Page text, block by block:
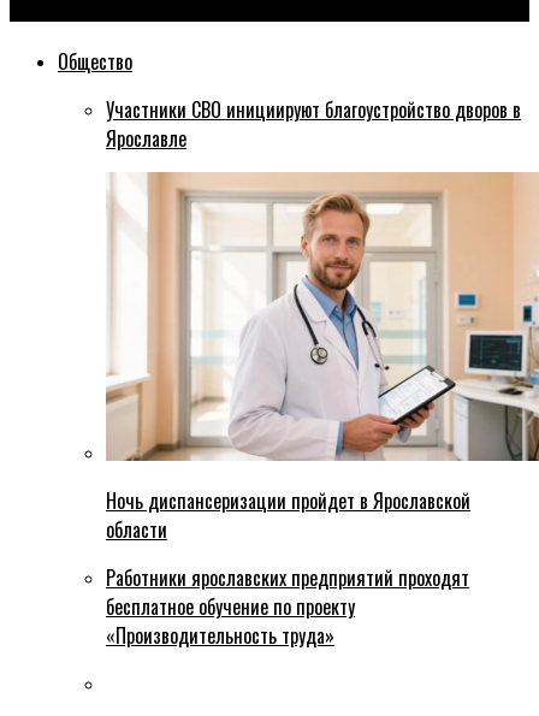
Общество
Участники СВО инициируют благоустройство дворов в
Ярославле
Ночь диспансеризации пройдет в Ярославской
области
Работники ярославских предприятий проходят
бесплатное обучение по проекту
«Производительность труда»